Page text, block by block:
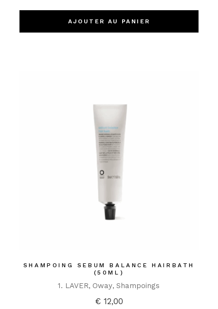
AJOUTER AU PANIER
SHAMPOING SEBUM BALANCE HAIRBATH
(50ML)
1. LAVER Oway Shampoings
€12,00